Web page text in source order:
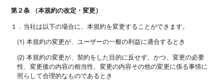
第２条 （本規約の改定・変更）
１．当社は以下の場合に、本規約を変更することができます。
(1) 本規約の変更が、ユーザーの一般の利益に適合するとき
(2) 本規約の変更が、契約をした目的に反せず、かつ、変更の必要
性、変更後の内容の相当性、変更の内容その他の変更に係る事情に
照らして合理的なものであるとき